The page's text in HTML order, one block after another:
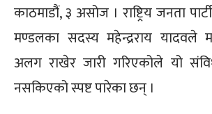
काठमाडौं, ३ असोज । राष्ट्रिय जनता
मण्डलका सदस्य महेन्द्रराय यादवले
अलग राखेर जारी गरिएकोले यो
नसकिएको स्पष्ट पारेका छन् ।